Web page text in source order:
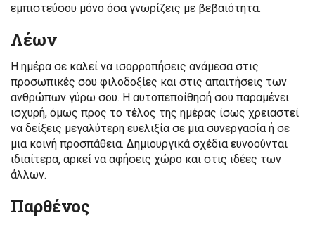
εμπιστεύσου μόνο όσα γνωρίζεις με βεβαιότητα.
Λέων
Η ημέρα σε καλεί να ισορροπήσεις ανάμεσα στις
προσωπικές σου φιλοδοξίες και στις απαιτήσεις των
ανθρώπων γύρω σου. Η αυτοπεποίθησή σου παραμένει
ισχυρή, όμως προς το τέλος της ημέρας ίσως χρειαστεί
να δείξεις μεγαλύτερη ευελιξία σε μια συνεργασία ή σε
μια κοινή προσπάθεια. Δημιουργικά σχέδια ευνοούνται
ιδιαίτερα, αρκεί να αφήσεις χώρο και στις ιδέες των
άλλων.
Παρθένος